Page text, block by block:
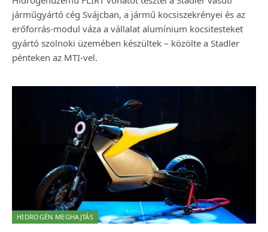
járműgyártó cég Svájcban, a jármű kocsiszekrényei és az
erőforrás-modul váza a vállalat alumínium kocsitesteket
gyártó szolnoki üzemében készültek – közölte a Stadler
pénteken az MTI-vel.
HIDROGÉN MEGHAJTÁS